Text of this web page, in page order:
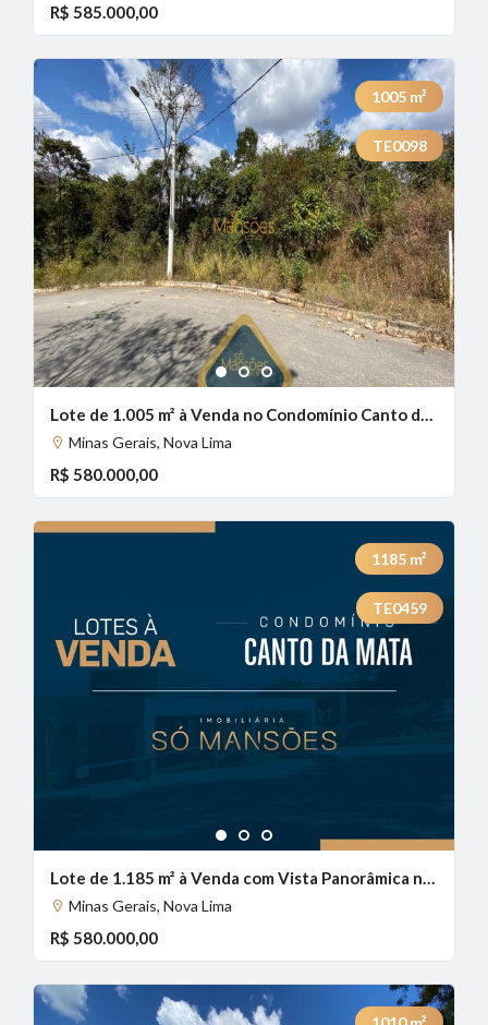
R$ 585.000,00
1 2 3
1005 m²
TE0098
Lote de 1.005 m² à Venda no Condomínio Canto da Mata, Nova Lima - MG
Minas Gerais, Nova Lima
R$ 580.000,00
1 2 3
1185 m²
TE0459
Lote de 1.185 m² à Venda com Vista Panorâmica no Canto da Mata, Nova Lima - MG
Minas Gerais, Nova Lima
R$ 580.000,00